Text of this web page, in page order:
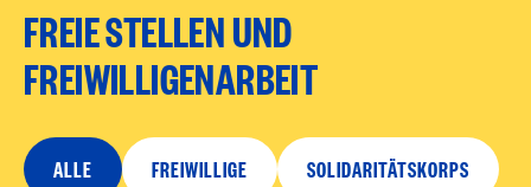
FREIE STELLEN UND
FREIWILLIGENARBEIT
FREIWILLIGE SOLIDARITÄTSKORPS
ALLE